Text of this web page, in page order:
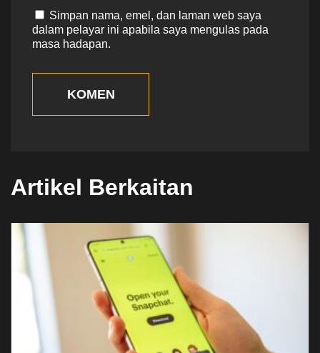
Simpan nama, emel, dan laman web saya
dalam pelayar ini apabila saya mengulas pada
masa hadapan.
KOMEN
Artikel Berkaitan